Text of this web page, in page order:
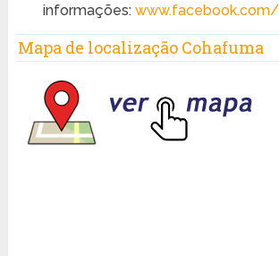
informações:
Mapa de localização Cohafuma